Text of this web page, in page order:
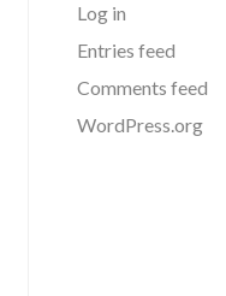
Log in
Entries feed
Comments feed
WordPress.org